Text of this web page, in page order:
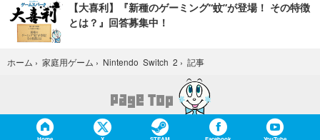
【大喜利】『新種のゲーミング“蚊”が登場！ その特徴
とは？』回答募集中！
ホーム › 家庭用ゲーム › Nintendo Switch 2 › 記事